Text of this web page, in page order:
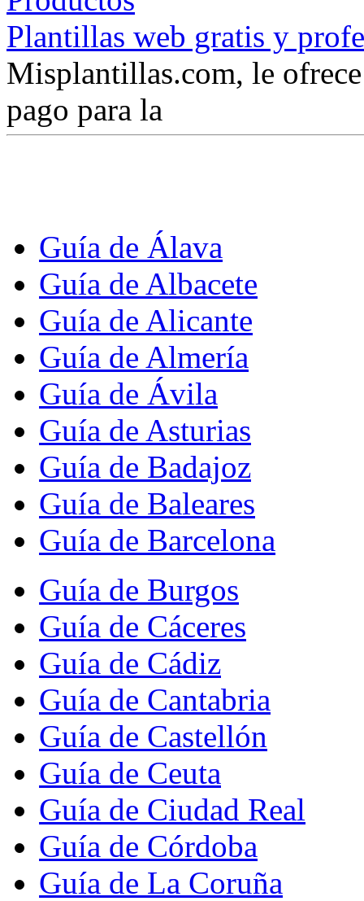
Plantillas web gratis y
Misplantillas.com, le
pago para la
Guía de Álava
Guía de Albacete
Guía de Alicante
Guía de Almería
Guía de Ávila
Guía de Asturias
Guía de Badajoz
Guía de Baleares
Guía de Barcelona
Guía de Burgos
Guía de Cáceres
Guía de Cádiz
Guía de Cantabria
Guía de Castellón
Guía de Ceuta
Guía de Ciudad Real
Guía de Córdoba
Guía de La Coruña